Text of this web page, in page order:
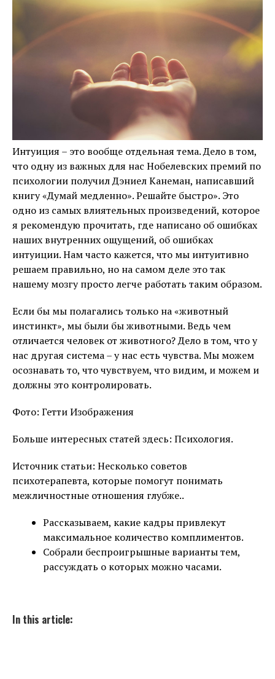
Интуиция – это вообще отдельная тема. Дело в том,
что одну из важных для нас Нобелевских премий по
психологии получил Дэниел Канеман, написавший
книгу «Думай медленно». Решайте быстро». Это
одно из самых влиятельных произведений, которое
я рекомендую прочитать, где написано об ошибках
наших внутренних ощущений, об ошибках
интуиции. Нам часто кажется, что мы интуитивно
решаем правильно, но на самом деле это так
нашему мозгу просто легче работать таким образом.
Если бы мы полагались только на «животный
инстинкт», мы были бы животными. Ведь чем
отличается человек от животного? Дело в том, что у
нас другая система – у нас есть чувства. Мы можем
осознавать то, что чувствуем, что видим, и можем и
должны это контролировать.
Фото: Гетти Изображения
Больше интересных статей здесь: Психология.
Источник статьи: Несколько советов
психотерапевта, которые помогут понимать
межличностные отношения глубже..
Рассказываем, какие кадры привлекут
максимальное количество комплиментов.
Собрали беспроигрышные варианты тем,
рассуждать о которых можно часами.
In this article: